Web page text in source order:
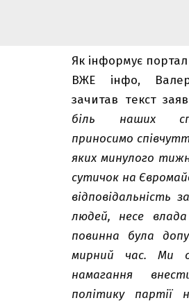
Як інформує
ВЖЕ інфо,
зачитав текст
біль наших
приносимо
яких минулого
сутичок на
відповідальність
людей, несе
повинна була
мирний час. Ми
намагання
політику партії